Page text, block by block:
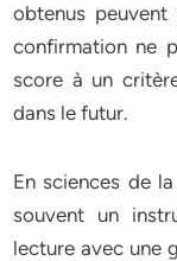
obtenus
confirmation ne
score à un
dans le futur.
En sciences de
souvent un
lecture avec une